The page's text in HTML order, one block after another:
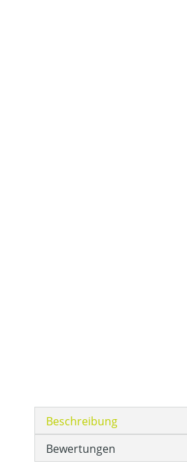
Beschreibung
Bewertungen